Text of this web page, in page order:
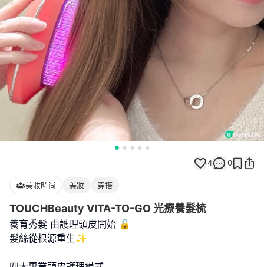
4 0
美妝時尚 美妝 穿搭
TOUCHBeauty VITA-TO-GO 光療養髮梳
養育秀髮 由護理頭皮開始 🔓
髮絲從根源重生✨